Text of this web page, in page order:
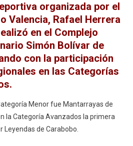
Con
Éxito
El
Torneo
Relámpago
Balonmano
Naguanagua
organizada por el
Valencia, Rafael Herrera
en el Complejo
Simón Bolívar de
con la participación
en las Categorías
Menor fue Mantarrayas de
la Categoría Avanzados la primera
Leyendas de Carabobo.